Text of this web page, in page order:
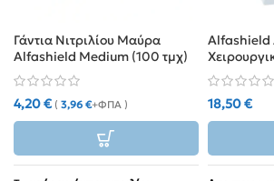
Γάντια Νιτριλίου Μαύρα
Alfashield Medium (100 τμχ)
4,20€ ( 3,96 €+ΦΠΑ )
Alfashield
Πούδρα
18,50€